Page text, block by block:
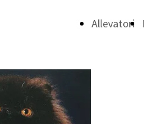
Allevatori